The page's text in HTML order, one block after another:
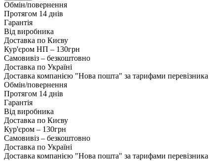
Обмін/повернення
Протягом 14 днів
Гарантія
Від виробника
Доставка по Києву
Кур'єром НП – 130грн
Самовивіз – безкоштовно
Доставка по Україні
Доставка компанією "Нова пошта" за тарифами перевізника
Обмін/повернення
Протягом 14 днів
Гарантія
Від виробника
Доставка по Києву
Кур'єром – 130грн
Самовивіз – безкоштовно
Доставка по Україні
Доставка компанією "Нова пошта" за тарифами перевізника